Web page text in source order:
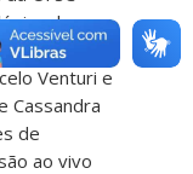
da
efluentes
Venturi e
Cassandra
de
ao vivo